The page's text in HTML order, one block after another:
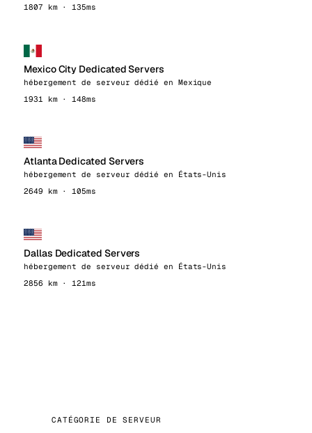
1807 km · 135ms
Mexico City Dedicated Servers
hébergement de serveur dédié en Mexique
1931 km · 148ms
Atlanta Dedicated Servers
hébergement de serveur dédié en États-Unis
2649 km · 105ms
Dallas Dedicated Servers
hébergement de serveur dédié en États-Unis
2856 km · 121ms
CATÉGORIE DE SERVEUR